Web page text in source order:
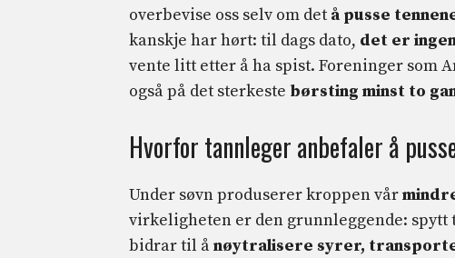
overbevise oss selv om det å pusse
kanskje har hørt: til dags dato, det er
vente litt etter å ha spist. Foreninger som
også på det sterkeste børsting minst to
Hvorfor tannleger anbefaler å
Under søvn produserer kroppen vår
virkeligheten er den grunnleggende:
bidrar til ånøytralisere syrer,